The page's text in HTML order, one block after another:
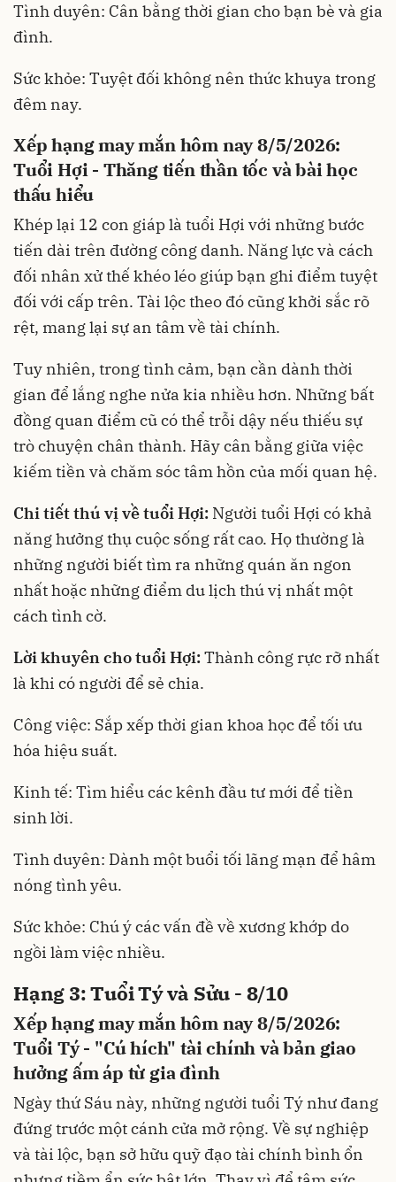
Tình duyên: Cân bằng thời gian cho bạn bè và gia
đình.
Sức khỏe: Tuyệt đối không nên thức khuya trong
đêm nay.
Xếp hạng may mắn hôm nay 8/5/2026:
Tuổi Hợi - Thăng tiến thần tốc và bài học
thấu hiểu
Khép lại 12 con giáp là tuổi Hợi với những bước
tiến dài trên đường công danh. Năng lực và cách
đối nhân xử thế khéo léo giúp bạn ghi điểm tuyệt
đối với cấp trên. Tài lộc theo đó cũng khởi sắc rõ
rệt, mang lại sự an tâm về tài chính.
Tuy nhiên, trong tình cảm, bạn cần dành thời
gian để lắng nghe nửa kia nhiều hơn. Những bất
đồng quan điểm cũ có thể trỗi dậy nếu thiếu sự
trò chuyện chân thành. Hãy cân bằng giữa việc
kiếm tiền và chăm sóc tâm hồn của mối quan hệ.
Chi tiết thú vị về tuổi Hợi: Người tuổi Hợi có khả
năng hưởng thụ cuộc sống rất cao. Họ thường là
những người biết tìm ra những quán ăn ngon
nhất hoặc những điểm du lịch thú vị nhất một
cách tình cờ.
Lời khuyên cho tuổi Hợi:Thành công rực rỡ nhất
là khi có người để sẻ chia.
Công việc: Sắp xếp thời gian khoa học để tối ưu
hóa hiệu suất.
Kinh tế: Tìm hiểu các kênh đầu tư mới để tiền
sinh lời.
Tình duyên: Dành một buổi tối lãng mạn để hâm
nóng tình yêu.
Sức khỏe: Chú ý các vấn đề về xương khớp do
ngồi làm việc nhiều.
Hạng 3: Tuổi Tý và Sửu - 8/10
Xếp hạng may mắn hôm nay 8/5/2026:
Tuổi Tý - "Cú hích" tài chính và bản giao
hưởng ấm áp từ gia đình
Ngày thứ Sáu này, những người tuổi Tý như đang
đứng trước một cánh cửa mở rộng. Về sự nghiệp
và tài lộc, bạn sở hữu quỹ đạo tài chính bình ổn